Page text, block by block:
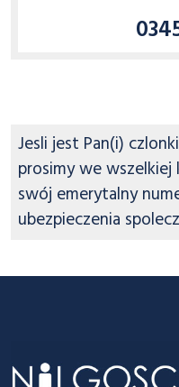
Jesli jest Pan(i)
prosimy we
swój emerytalny
ubezpieczenia